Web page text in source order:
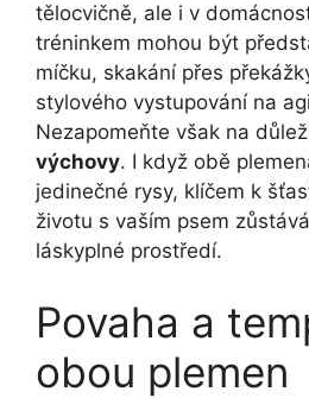
tělocvičně, ale i v
tréninkem mohou být
míčku, skakání přes
stylového vystupování na
Nezapomeňte však na
výchovy. I když obě
jedinečné rysy, klíčem k
životu s vaším psem
láskyplné prostředí.
Povaha a
obou plemen